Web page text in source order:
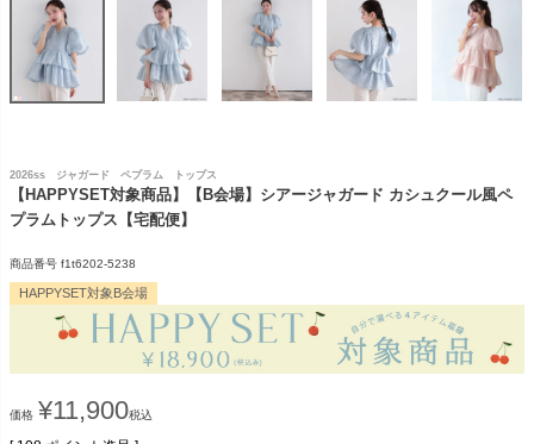
2026ss ジャガード ペプラム トップス
【HAPPYSET対象商品】【B会場】シアージャガード カシュクール風ペ
プラムトップス【宅配便】
商品番号 f1t6202-5238
HAPPYSET対象B会場
価格 ¥11,900税込